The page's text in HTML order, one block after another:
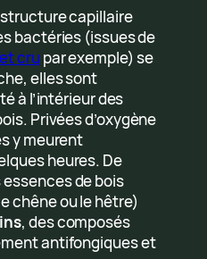
capillaire
bactéries (issues de
crupar exemple) se
elles sont
à l’intérieur des
Privées d’oxygène
y meurent
heures. De
de bois
chêne ou le hêtre)
, des composés
antifongiques et